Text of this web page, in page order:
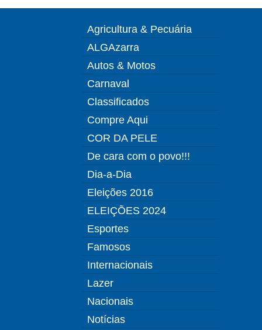
Agricultura & Pecuária
ALGAzarra
Autos & Motos
Carnaval
Classificados
Compre Aqui
COR DA PELE
De cara com o povo!!!
Dia-a-Dia
Eleições 2016
ELEIÇÕES 2024
Esportes
Famosos
Internacionais
Lazer
Nacionais
Notícias